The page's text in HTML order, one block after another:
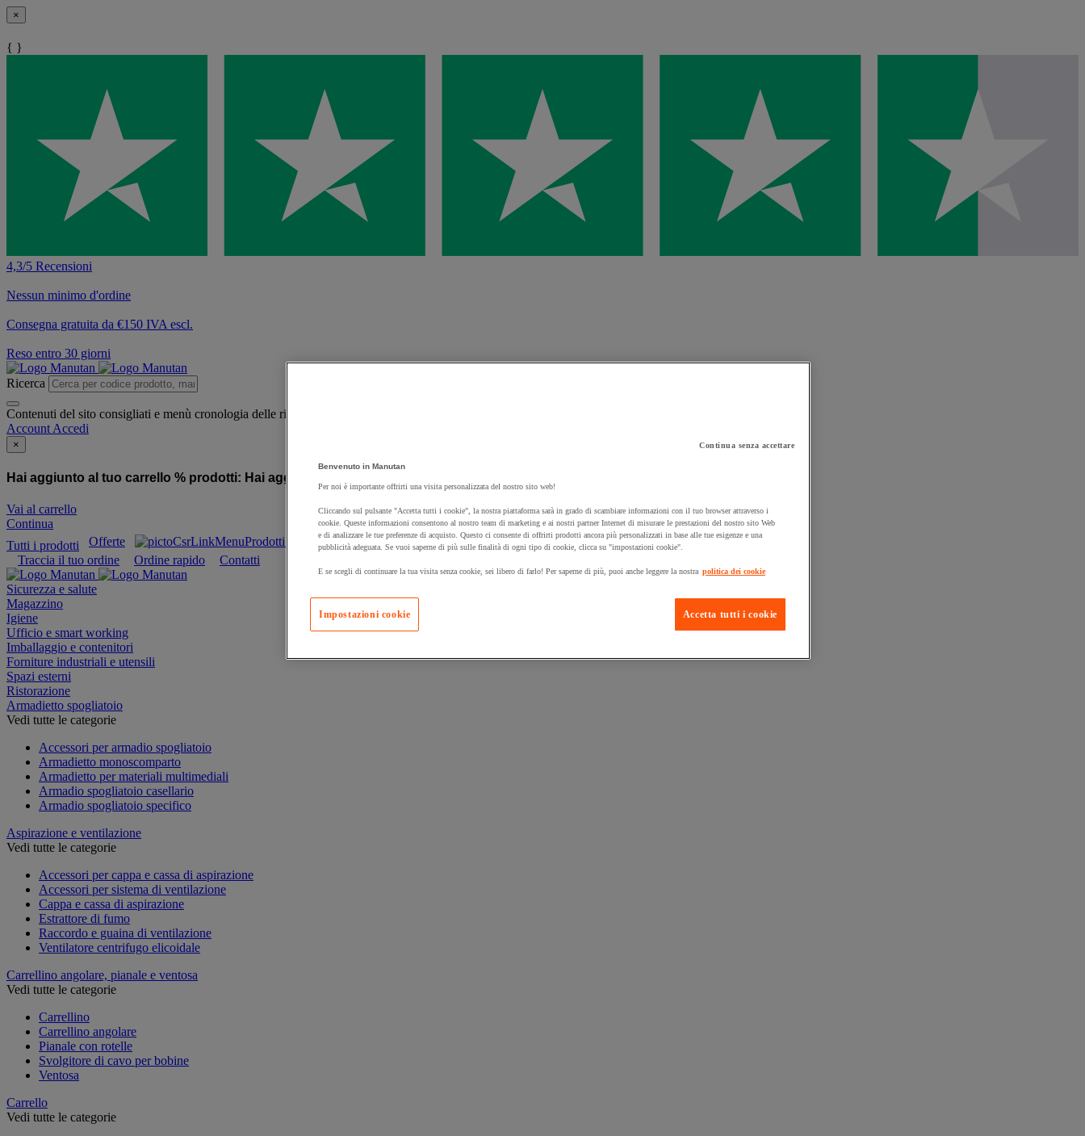
×
{ }
4,3/5 Recensioni
Nessun minimo d'ordine
Consegna gratuita da €150 IVA escl.
Reso entro 30 giorni
Ricerca
Contenuti del sito consigliati e menù cronologia delle ricerche
Account Accedi
×
Hai aggiunto al tuo carrello % prodotti: Hai aggiunto al tuo carrello un prodotto:
Vai al carrello
Continua
Tutti i prodotti
Offerte Prodotti sostenibili Manutan Expert
Prodotti in pronta consegna
Traccia il tuo ordine
Ordine rapido Contatti
Sicurezza e salute
Magazzino
Igiene
Ufficio e smart working
Imballaggio e contenitori
Forniture industriali e utensili
Spazi esterni
Ristorazione
Armadietto spogliatoio
Vedi tutte le categorie
Accessori per armadio spogliatoio
Armadietto monoscomparto
Armadietto per materiali multimediali
Armadio spogliatoio casellario
Armadio spogliatoio specifico
Aspirazione e ventilazione
Vedi tutte le categorie
Accessori per cappa e cassa di aspirazione
Accessori per sistema di ventilazione
Cappa e cassa di aspirazione
Estrattore di fumo
Raccordo e guaina di ventilazione
Ventilatore centrifugo elicoidale
Carrellino angolare, pianale e ventosa
Vedi tutte le categorie
Carrellino
Carrellino angolare
Pianale con rotelle
Svolgitore di cavo per bobine
Ventosa
Carrello
Vedi tutte le categorie
Continua senza accettare
Benvenuto in Manutan
Per noi è importante offrirti una visita personalizzata del nostro sito web!
Cliccando sul pulsante "Accetta tutti i cookie", la nostra piattaforma sarà in grado di scambiare informazioni con il tuo browser attraverso i
cookie. Queste informazioni consentono al nostro team di marketing e ai nostri partner Internet di misurare le prestazioni del nostro sito Web
e di analizzare le tue preferenze di acquisto. Questo ci consente di offrirti prodotti ancora più personalizzati in base alle tue esigenze e una
pubblicità adeguata. Se vuoi saperne di più sulle finalità di ogni tipo di cookie, clicca su "impostazioni cookie".
E se scegli di continuare la tua visita senza cookie, sei libero di farlo! Per saperne di più, puoi anche leggere la nostra politica dei cookie
Accetta tutti i cookie
Impostazioni cookie